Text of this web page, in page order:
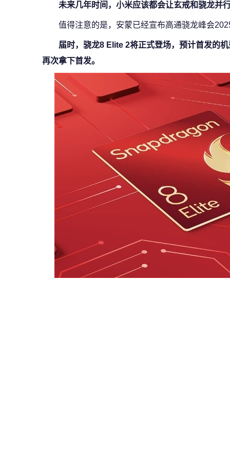
未来几年时间，小米应该都会让玄戒和骁龙并
值得注意的是，安蒙已经宣布高通骁龙峰会
届时，骁龙8 Elite 2将正式登场，预计首发的
再次拿下首发。